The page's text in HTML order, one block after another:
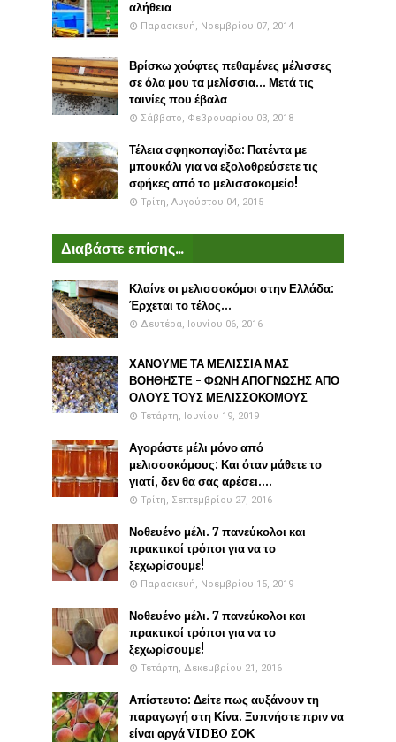
αλήθεια
Παρασκευή, Νοεμβρίου 07, 2014
Βρίσκω χούφτες πεθαμένες μέλισσες
σε όλα μου τα μελίσσια... Μετά τις
ταινίες που έβαλα
Σάββατο, Φεβρουαρίου 03, 2018
Τέλεια σφηκοπαγίδα: Πατέντα με
μπουκάλι για να εξολοθρεύσετε τις
σφήκες από το μελισσοκομείο!
Τρίτη, Αυγούστου 04, 2015
Διαβάστε επίσης...
Κλαίνε οι μελισσοκόμοι στην Ελλάδα:
Έρχεται το τέλος...
Δευτέρα, Ιουνίου 06, 2016
ΧΑΝΟΥΜΕ ΤΑ ΜΕΛΙΣΣΙΑ ΜΑΣ
ΒΟΗΘΗΣΤΕ - ΦΩΝΗ ΑΠΟΓΝΩΣΗΣ ΑΠΟ
ΟΛΟΥΣ ΤΟΥΣ ΜΕΛΙΣΣΟΚΟΜΟΥΣ
Τετάρτη, Ιουνίου 19, 2019
Αγοράστε μέλι μόνο από
μελισσοκόμους: Και όταν μάθετε το
γιατί, δεν θα σας αρέσει....
Τρίτη, Σεπτεμβρίου 27, 2016
Νοθευένο μέλι. 7 πανεύκολοι και
πρακτικοί τρόποι για να το
ξεχωρίσουμε!
Παρασκευή, Νοεμβρίου 15, 2019
Νοθευένο μέλι. 7 πανεύκολοι και
πρακτικοί τρόποι για να το
ξεχωρίσουμε!
Τετάρτη, Δεκεμβρίου 21, 2016
Απίστευτο: Δείτε πως αυξάνουν τη
παραγωγή στη Κίνα. Ξυπνήστε πριν να
είναι αργά VIDEO ΣΟΚ